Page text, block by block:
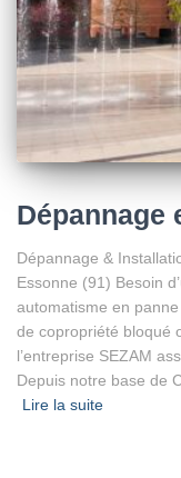
Dépannage
Dépannage &
Essonne (91) Besoin
automatisme en panne
de copropriété bloqué
l’entreprise SEZAM
Depuis notre base de
Lire la suite